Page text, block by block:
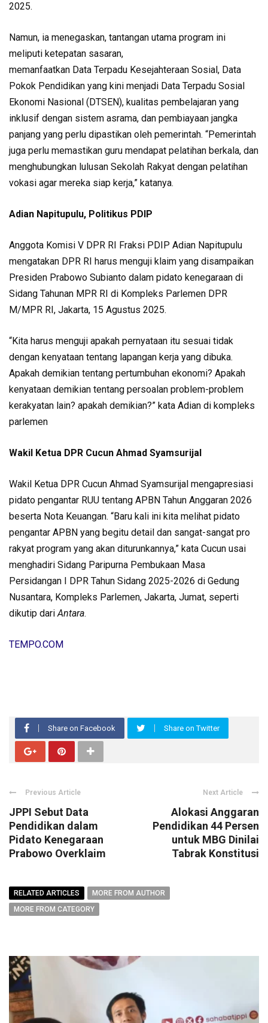
2025.
Namun, ia menegaskan, tantangan utama program ini
meliputi ketepatan sasaran,
memanfaatkan Data Terpadu Kesejahteraan Sosial, Data
Pokok Pendidikan yang kini menjadi Data Terpadu Sosial
Ekonomi Nasional (DTSEN), kualitas pembelajaran yang
inklusif dengan sistem asrama, dan pembiayaan jangka
panjang yang perlu dipastikan oleh pemerintah. “Pemerintah
juga perlu memastikan guru mendapat pelatihan berkala, dan
menghubungkan lulusan Sekolah Rakyat dengan pelatihan
vokasi agar mereka siap kerja,” katanya.
Adian Napitupulu, Politikus PDIP
Anggota Komisi V DPR RI Fraksi PDIP Adian Napitupulu
mengatakan DPR RI harus menguji klaim yang disampaikan
Presiden Prabowo Subianto dalam pidato kenegaraan di
Sidang Tahunan MPR RI di Kompleks Parlemen DPR
M/MPR RI, Jakarta, 15 Agustus 2025.
“Kita harus menguji apakah pernyataan itu sesuai tidak
dengan kenyataan tentang lapangan kerja yang dibuka.
Apakah demikian tentang pertumbuhan ekonomi? Apakah
kenyataan demikian tentang persoalan problem-problem
kerakyatan lain? apakah demikian?” kata Adian di kompleks
parlemen
Wakil Ketua DPR Cucun Ahmad Syamsurijal
Wakil Ketua DPR Cucun Ahmad Syamsurijal mengapresiasi
pidato pengantar RUU tentang APBN Tahun Anggaran 2026
beserta Nota Keuangan. “Baru kali ini kita melihat pidato
pengantar APBN yang begitu detail dan sangat-sangat pro
rakyat program yang akan diturunkannya,” kata Cucun usai
menghadiri Sidang Paripurna Pembukaan Masa
Persidangan I DPR Tahun Sidang 2025-2026 di Gedung
Nusantara, Kompleks Parlemen, Jakarta, Jumat, seperti
dikutip dariAntara.
TEMPO.COM
Share on Facebook Share on Twitter
Previous Article
JPPI Sebut Data
Pendidikan dalam
Pidato Kenegaraan
Prabowo Overklaim
Next Article
Alokasi Anggaran
Pendidikan 44 Persen
untuk MBG Dinilai
Tabrak Konstitusi
RELATED ARTICLES
MORE FROM AUTHOR
MORE FROM CATEGORY